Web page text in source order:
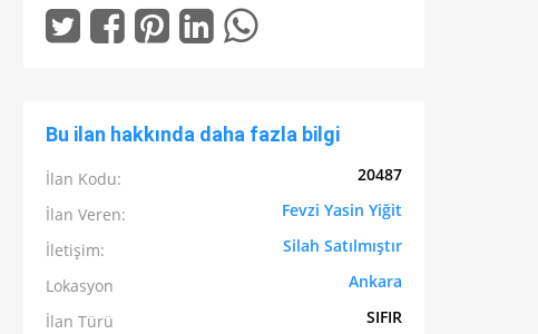
Bu ilan hakkında daha fazla bilgi
İlan Kodu:
20487
İlan Veren:
Fevzi Yasin Yiğit
İletişim:
Silah Satılmıştır
Lokasyon
Ankara
İlan Türü
SIFIR